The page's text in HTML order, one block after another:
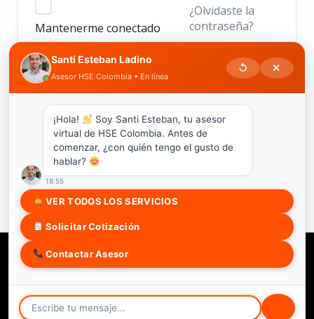
Mantenerme conectado
¿Olvidaste la
contraseña?
ACCEDER
¿No tienes una cuenta?Regístrate ahora
Copyright © 2026 HSE COLOMBIA SAS
Trabaja con nosotros
Santi Esteban Ladino
Asesor HSE Colombia • En línea
↺ ✕
¡Hola!
Soy Santi Esteban, tu asesor
virtual de HSE Colombia. Antes de
comenzar, ¿con quién tengo el gusto de
hablar?
18:55
VER TODOS LOS SERVICIOS
Solicitar Cotización
Contactar Asesor